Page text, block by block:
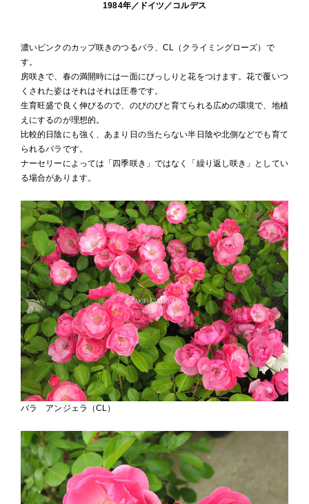
1984年／ドイツ／コルデス
濃いピンクのカップ咲きのつるバラ、CL（クライミングローズ）で
す。
房咲きで、春の満開時には一面にびっしりと花をつけます。花で覆いつ
くされた姿はそれはそれは圧巻です。
生育旺盛で良く伸びるので、のびのびと育てられる広めの環境で、地植
えにするのが理想的。
比較的日陰にも強く、あまり日の当たらない半日陰や北側などでも育て
られるバラです。
ナーセリーによっては「四季咲き」ではなく「繰り返し咲き」としてい
る場合があります。
バラ アンジェラ（CL）